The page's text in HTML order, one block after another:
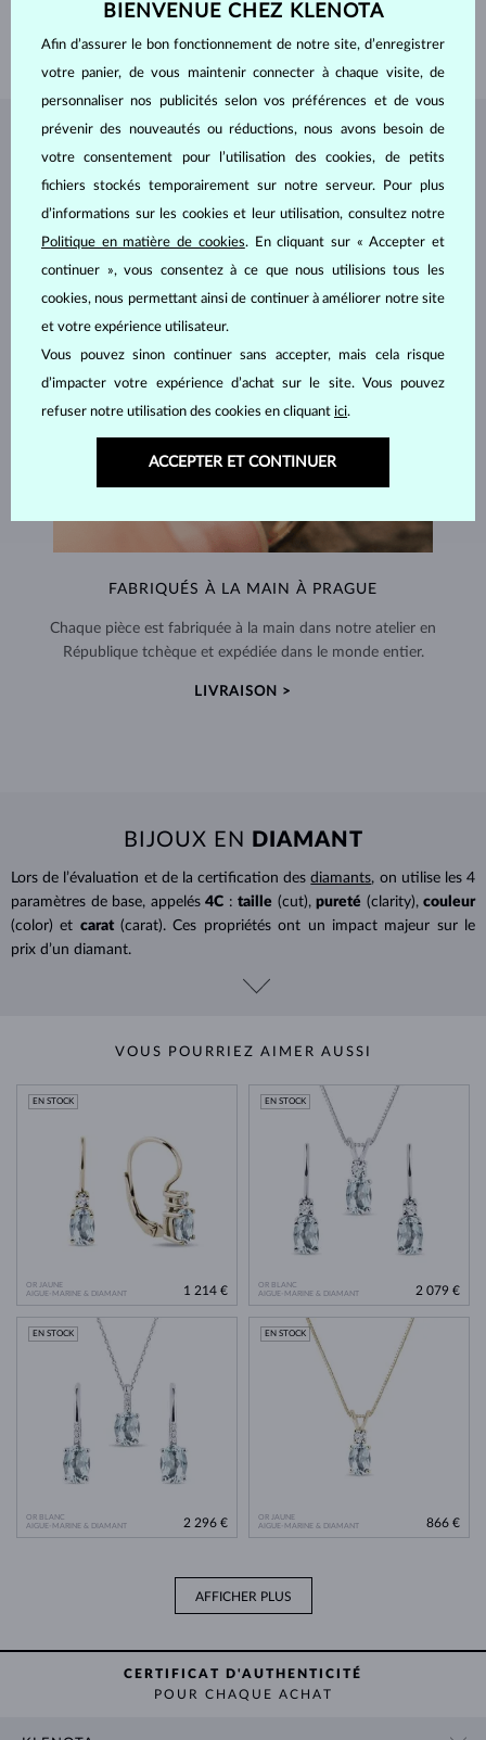
420.00 mm
POIDS 3.60 g
L'ATELIER KLENOTA
FABRIQUÉS À LA MAIN À PRAGUE
Chaque pièce est fabriquée à la main dans notre atelier en
République tchèque et expédiée dans le monde entier.
LIVRAISON >
BIJOUX EN DIAMANT
Lors de l’évaluation et de la certification desdiamants, on utilise les 4
paramètres de base, appelés 4C : taille (cut), pureté (clarity), couleur
(color) et carat (carat). Ces propriétés ont un impact majeur sur le
prix d’un diamant.
VOUS POURRIEZ AIMER AUSSI
OR JAUNE
AIGUE-MARINE & DIAMANT
EN STOCK
1 214 €
OR BLANC
AIGUE-MARINE & DIAMANT
EN STOCK
2 079 €
OR BLANC
AIGUE-MARINE & DIAMANT
EN STOCK
2 296 €
OR JAUNE
AIGUE-MARINE & DIAMANT
EN STOCK
866 €
AFFICHER PLUS
CERTIFICAT D'AUTHENTICITÉ
POUR CHAQUE ACHAT
BIENVENUE CHEZ KLENOTA
Afin d’assurer le bon fonctionnement de notre site, d’enregistrer
votre panier, de vous maintenir connecter à chaque visite, de
personnaliser nos publicités selon vos préférences et de vous
prévenir des nouveautés ou réductions, nous avons besoin de
votre consentement pour l’utilisation des cookies, de petits
fichiers stockés temporairement sur notre serveur. Pour plus
d’informations sur les cookies et leur utilisation, consultez notre
Politique en matière de cookies. En cliquant sur « Accepter et
continuer », vous consentez à ce que nous utilisions tous les
cookies, nous permettant ainsi de continuer à améliorer notre site
et votre expérience utilisateur.
Vous pouvez sinon continuer sans accepter, mais cela risque
d’impacter votre expérience d’achat sur le site. Vous pouvez
refuser notre utilisation des cookies en cliquant ici.
ACCEPTER ET CONTINUER